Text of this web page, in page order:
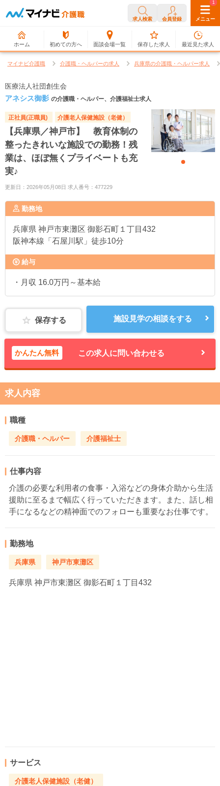
求人検索 会員登録 メニュー
ホーム 初めての方へ 面談会場一覧
0
保存した求人
1
最近見た求人
マイナビ介護職 介護職・ヘルパーの求人 兵庫県の介護職・ヘルパー求人
医療法人社団創生会
アネシス御影 の介護職・ヘルパー、介護福祉士求人
正社員(正職員) 介護老人保健施設（老健）
【兵庫県／神戸市】 教育体制の
整ったきれいな施設での勤務！残
業は、ほぼ無くプライベートも充
実♪
更新日：2026年05月08日 求人番号：477229
勤務地
兵庫県 神戸市東灘区 御影石町１丁目432
阪神本線「石屋川駅」徒歩10分
給与
・月収 16.0万円～基本給
保存する 施設見学の相談をする
かんたん無料 この求人に問い合わせる
求人内容
職種
介護職・ヘルパー 介護福祉士
仕事内容
介護の必要な利用者の食事・入浴などの身体介助から生活
援助に至るまで幅広く行っていただきます。また、話し相
手になるなどの精神面でのフォローも重要なお仕事です。
勤務地
兵庫県 神戸市東灘区
兵庫県 神戸市東灘区 御影石町１丁目432
サービス
介護老人保健施設（老健）